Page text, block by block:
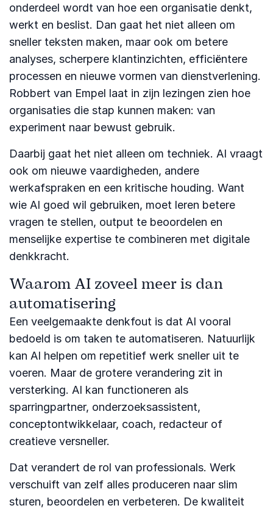
onderdeel wordt van hoe een organisatie denkt,
werkt en beslist. Dan gaat het niet alleen om
sneller teksten maken, maar ook om betere
analyses, scherpere klantinzichten, efficiëntere
processen en nieuwe vormen van dienstverlening.
Robbert van Empel laat in zijn lezingen zien hoe
organisaties die stap kunnen maken: van
experiment naar bewust gebruik.
Daarbij gaat het niet alleen om techniek. AI vraagt
ook om nieuwe vaardigheden, andere
werkafspraken en een kritische houding. Want
wie AI goed wil gebruiken, moet leren betere
vragen te stellen, output te beoordelen en
menselijke expertise te combineren met digitale
denkkracht.
Waarom AI zoveel meer is dan
automatisering
Een veelgemaakte denkfout is dat AI vooral
bedoeld is om taken te automatiseren. Natuurlijk
kan AI helpen om repetitief werk sneller uit te
voeren. Maar de grotere verandering zit in
versterking. AI kan functioneren als
sparringpartner, onderzoeksassistent,
conceptontwikkelaar, coach, redacteur of
creatieve versneller.
Dat verandert de rol van professionals. Werk
verschuift van zelf alles produceren naar slim
sturen, beoordelen en verbeteren. De kwaliteit